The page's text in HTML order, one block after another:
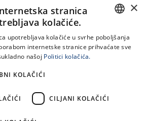
CROATIAN
×
stranica
kolačiće.
upotrebljava kolačiće u svrhe poboljšanja
internetske stranice prihvaćate sve
našoj Politici kolačića.
KOLAČIĆI
CILJANI KOLAČIĆI